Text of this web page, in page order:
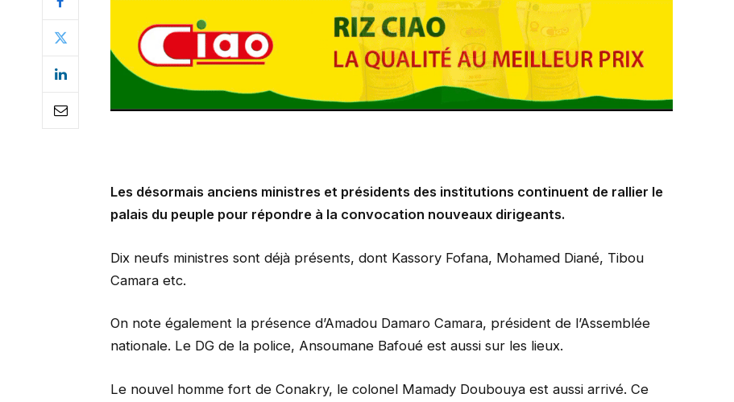
Les désormais anciens ministres et présidents des institutions continuent de rallier le
palais du peuple pour répondre à la convocation nouveaux dirigeants.
Dix neufs ministres sont déjà présents, dont Kassory Fofana, Mohamed Diané, Tibou
Camara etc.
On note également la présence d’Amadou Damaro Camara, président de l’Assemblée
nationale. Le DG de la police, Ansoumane Bafoué est aussi sur les lieux.
Le nouvel homme fort de Conakry, le colonel Mamady Doubouya est aussi arrivé. Ce